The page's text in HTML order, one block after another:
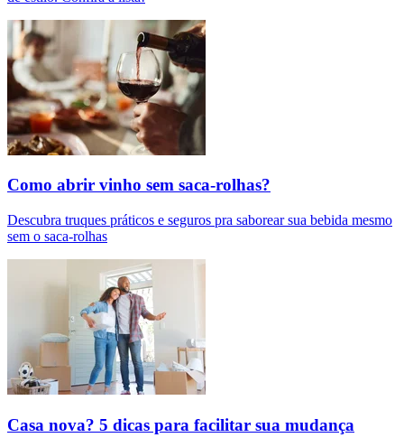
Como abrir vinho sem saca-rolhas?
Descubra truques práticos e seguros pra saborear sua bebida mesmo
sem o saca-rolhas
Casa nova? 5 dicas para facilitar sua mudança